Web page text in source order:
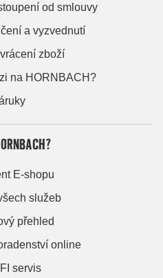
od smlouvy
a vyzvednutí
zboží
na HORNBACH?
E-shopu
služeb
přehled
online
servis